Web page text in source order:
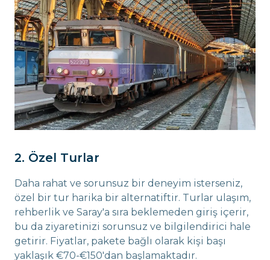
2. Özel Turlar
Daha rahat ve sorunsuz bir deneyim isterseniz,
özel bir tur harika bir alternatiftir. Turlar ulaşım,
rehberlik ve Saray'a sıra beklemeden giriş içerir,
bu da ziyaretinizi sorunsuz ve bilgilendirici hale
getirir. Fiyatlar, pakete bağlı olarak kişi başı
yaklaşık €70-€150'dan başlamaktadır.